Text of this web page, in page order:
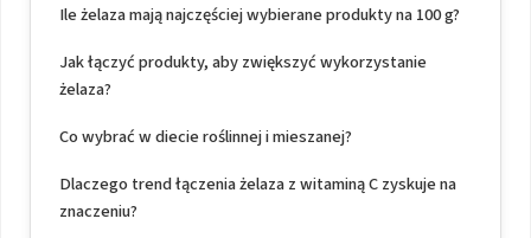
Ile żelaza mają najczęściej wybierane produkty na 100 g?
Jak łączyć produkty, aby zwiększyć wykorzystanie
żelaza?
Co wybrać w diecie roślinnej i mieszanej?
Dlaczego trend łączenia żelaza z witaminą C zyskuje na
znaczeniu?